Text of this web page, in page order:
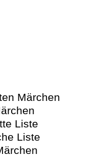
Märchen
Liste
Liste